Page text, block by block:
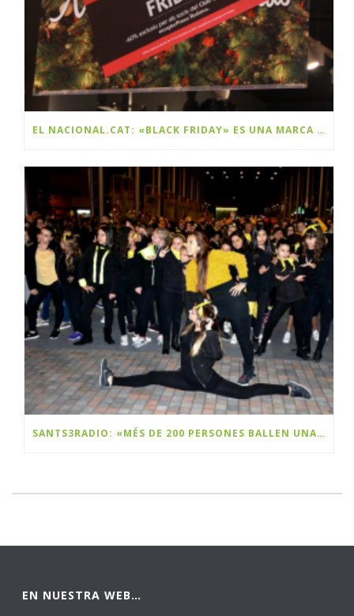
EL NACIONAL.CAT: «BLACK FRIDAY» ES UNA MARCA Y ES CATALANA
SANTS3RADIO: «MÉS DE 200 PERSONES BALLEN UNA FLASHMOB A SANTS PER CELEBRAR EL BLACK FRIDAY»
EN NUESTRA WEB…